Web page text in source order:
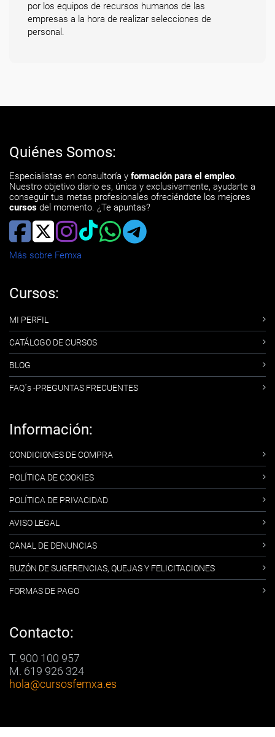
por los equipos de recursos humanos de las
empresas a la hora de realizar selecciones de
personal.
Quiénes Somos:
Especialistas en consultoría y formación para el empleo.
Nuestro objetivo diario es, única y exclusivamente, ayudarte a
conseguir tus metas profesionales ofreciéndote los mejores
cursos del momento. ¿Te apuntas?
Más sobre Femxa
Cursos:
MI PERFIL
CATÁLOGO DE CURSOS
BLOG
FAQ´s -PREGUNTAS FRECUENTES
Información:
CONDICIONES DE COMPRA
POLÍTICA DE COOKIES
POLÍTICA DE PRIVACIDAD
AVISO LEGAL
CANAL DE DENUNCIAS
BUZÓN DE SUGERENCIAS, QUEJAS Y FELICITACIONES
FORMAS DE PAGO
Contacto:
T. 900 100 957
M. 619 926 324
hola@cursosfemxa.es